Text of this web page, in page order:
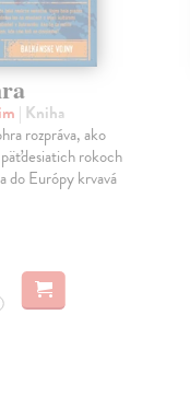
| Kniha
rozpráva, ako
rokoch
do Európy krvavá